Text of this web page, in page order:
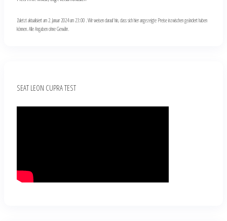
Zuletzt aktualisiert am 2. Januar 2024 um 23:00 . Wir weisen darauf hin, dass sich hier angezeigte Preise inzwischen geändert haben
können. Alle Angaben ohne Gewähr.
SEAT LEON CUPRA TEST